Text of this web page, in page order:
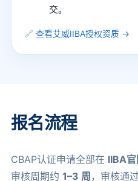
交。
🔗 查看艾威IIBA授权资质 →
报名流程
CBAP认证申请全部在 IIBA官
审核周期约 1–3 周 ，审核通